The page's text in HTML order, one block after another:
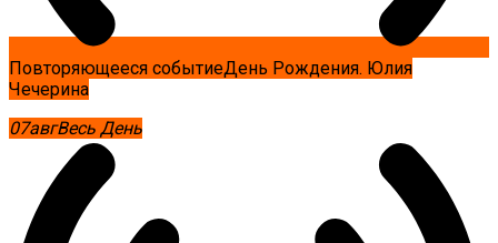
Повторяющееся событиеДень Рождения. Юлия
Чечерина
07авгВесь День